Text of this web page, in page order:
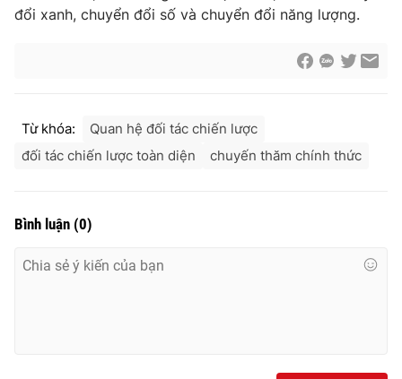
Đài Truyền hình Việt Nam
Cơ quan báo chí:
Thời báo VTV
Tổng Biên tập:
Phó Tổng Biên tập:Nguyễn Thị Mỹ Hạnh, Phạm Quốc Thắng,
Nguyễn Trọng Ninh
đổi xanh, chuyển đổi số và chuyển đổi năng lượng.
Từ khóa:
Quan hệ đối tác chiến lược
đối tác chiến lược toàn diện
chuyến thăm chính thức
Bình luận (0)